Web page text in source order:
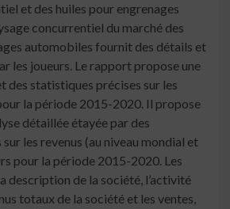
et des huiles pour engrenages
concurrentiel du marché des
automobiles fournit des détails et
les joueurs. Le rapport propose une
des statistiques précises sur les
la période 2015-2020. Il propose
détaillée étayée par des
les revenus (au niveau mondial et
pour la période 2015-2020. Les
description de la société, l’activité
totaux de la société et les ventes,